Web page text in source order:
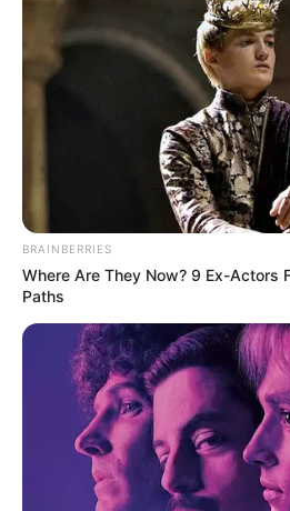
ΤΑ ΠΙΟ
BRAINBERRIES
Where Are They Now? 9 Ex-Actors
Paths